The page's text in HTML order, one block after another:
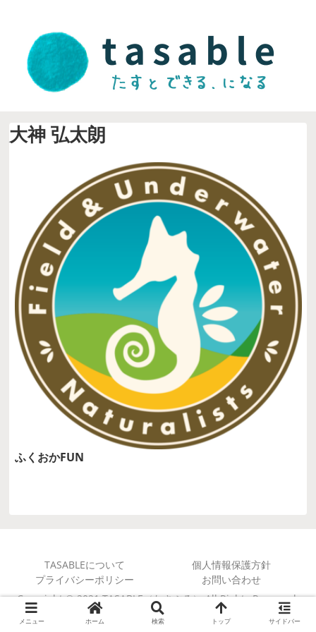
大神 弘太朗
ふくおかFUN
TASABLEについて
個人情報保護方針
プライバシーポリシー
お問い合わせ
Copyright © 2021 TASABLE（たさぶる） All Rights Reserved.
メニュー ホーム 検索 トップ サイドバー